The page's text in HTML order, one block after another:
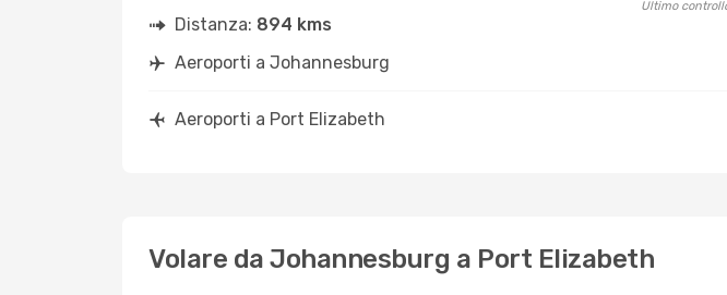
Ultimo
Distanza: 894 kms
Aeroporti a Johannesburg
Aeroporti a Port Elizabeth
Volare da Johannesburg a Port Elizabeth